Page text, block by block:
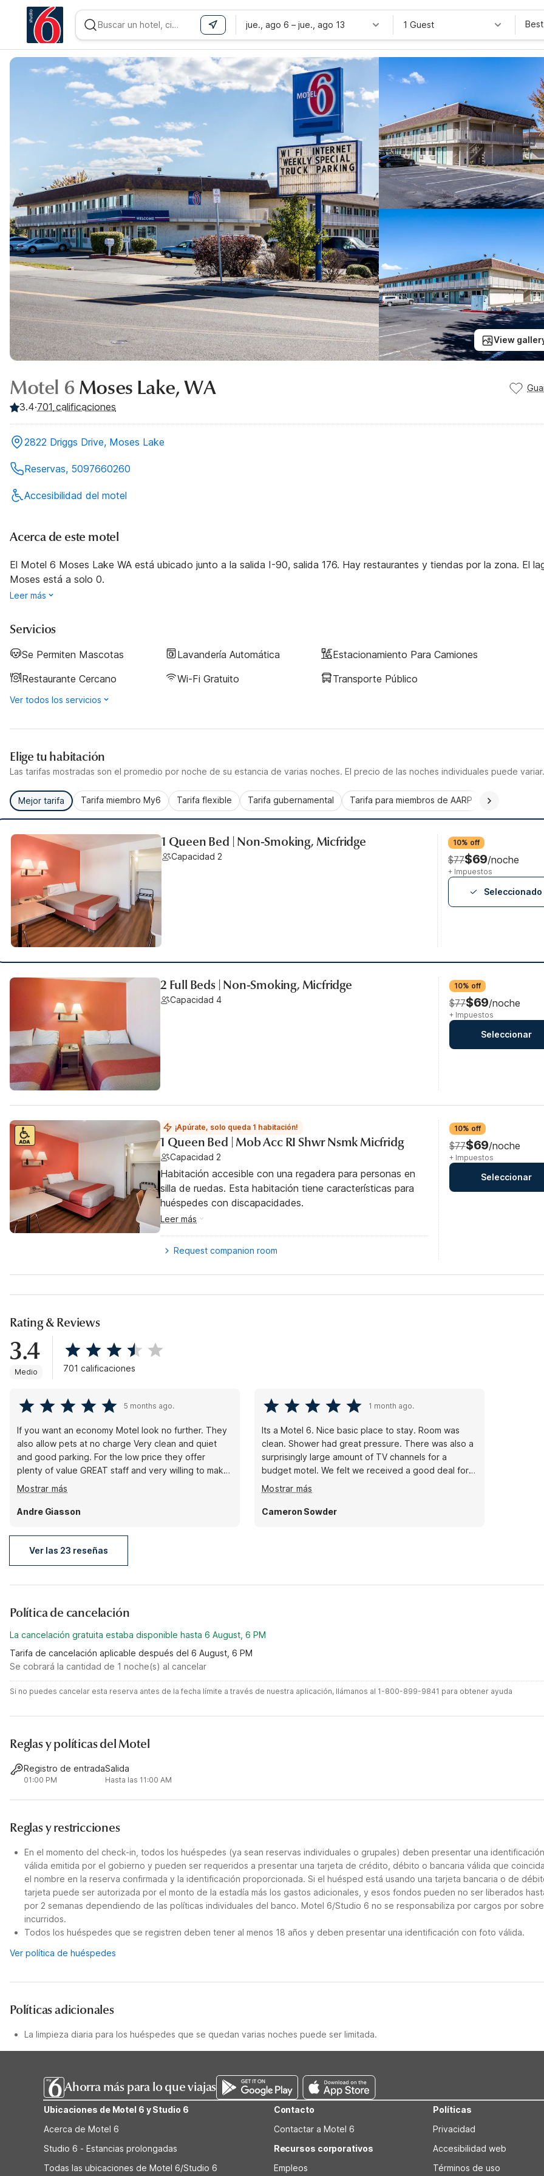
WIZARD MEMBER
jue., ago 6 – jue., ago 13 1 Guest
View
Motel 6 Moses Lake, WA
3.4·701 calificaciones
2822 Driggs Drive, Moses Lake
Reservas, 5097660260
Accesibilidad del motel
Acerca de este motel
El Motel 6 Moses Lake WA está ubicado junto a la salida I-90, salida 176. Hay restaurantes y tiendas por la zona. El
Moses está a solo 0.
Leer más
Servicios
Se Permiten Mascotas Lavandería Automática
Estacionamiento Para Camiones
Restaurante Cercano
Wi-Fi Gratuito Transporte Público
Ver todos los servicios
Elige tu habitación
Las tarifas mostradas son el promedio por noche de su estancia de varias noches. El precio de las noches individuales puede variar.
Mejor tarifa Tarifa miembro My6 Tarifa flexible Tarifa gubernamental Tarifa para miembros de AARP
1 Queen Bed | Non-Smoking, Micfridge
Capacidad 2
10% off
$77$69/noche
+ Impuestos
Seleccionado
2 Full Beds | Non-Smoking, Micfridge
Capacidad 4
10% off
$77$69/noche
+ Impuestos
Seleccionar
¡Apúrate, solo queda 1 habitación!
1 Queen Bed | Mob Acc RI Shwr Nsmk Micfridg
Capacidad 2
Habitación accesible con una regadera para personas en
silla de ruedas. Esta habitación tiene características para
huéspedes con discapacidades.
Leer más
Request companion room
10% off
$77$69/noche
+ Impuestos
Seleccionar
Rating & Reviews
3.4
Medio 701 calificaciones
5 months ago.
If you want an economy Motel look no further. They
also allow pets at no charge Very clean and quiet
and good parking. For the low price they offer
plenty of value GREAT staff and very willing to make
your stay a pleasant one. Thank you for the great
value
Mostrar más
Andre Giasson
1 month ago.
Its a Motel 6. Nice basic place to stay. Room was
clean. Shower had great pressure. There was also a
surprisingly large amount of TV channels for a
budget motel. We felt we received a good deal for
the low price.
Mostrar más
Cameron Sowder
Ver las 23 reseñas
Política de cancelación
La cancelación gratuita estaba disponible hasta 6 August, 6 PM
Tarifa de cancelación aplicable después del 6 August, 6 PM
Se cobrará la cantidad de 1 noche(s) al cancelar
Si no puedes cancelar esta reserva antes de la fecha límite a través de nuestra aplicación, llámanos al 1-800-899-9841 para obtener ayuda
Reglas y políticas del Motel
Registro de entrada
01:00 PM
Salida
Hasta las 11:00 AM
Reglas y restricciones
En el momento del check-in, todos los huéspedes (ya sean reservas individuales o grupales) deben presentar una identificación
válida emitida por el gobierno y pueden ser requeridos a presentar una tarjeta de crédito, débito o bancaria válida que
el nombre en la reserva confirmada y la identificación proporcionada. Si el huésped está usando una tarjeta bancaria o de
tarjeta puede ser autorizada por el monto de la estadía más los gastos adicionales, y esos fondos pueden no ser liberados
por 2 semanas dependiendo de las políticas individuales del banco. Motel 6/Studio 6 no se responsabiliza por cargos por
incurridos.
Todos los huéspedes que se registren deben tener al menos 18 años y deben presentar una identificación con foto válida.
Ver política de huéspedes
Políticas adicionales
La limpieza diaria para los huéspedes que se quedan varias noches puede ser limitada.
Ahorra más para lo que viajas
Ubicaciones de Motel 6 y Studio 6
Acerca de Motel 6
Studio 6 - Estancias prolongadas
Todas las ubicaciones de Motel 6/Studio 6
Contacto
Contactar a Motel 6
Recursos corporativos
Empleos
Políticas
Privacidad
Accesibilidad web
Términos de uso